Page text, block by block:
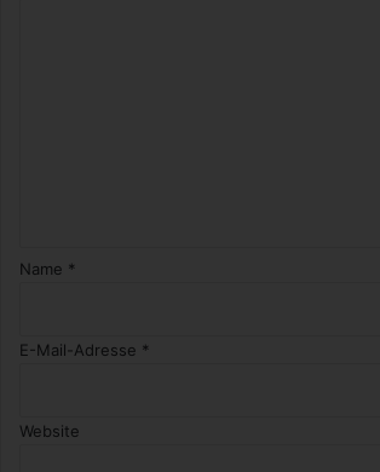
Name *
E-Mail-Adresse *
Website